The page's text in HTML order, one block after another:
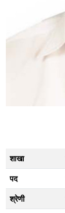
शाखा
पद
श्रेणी